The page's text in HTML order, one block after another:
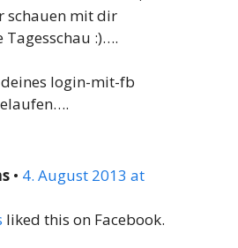
schauen mit dir
Tagesschau :)….
login-mit-fb
• 4. August 2013 at
liked this on Facebook.